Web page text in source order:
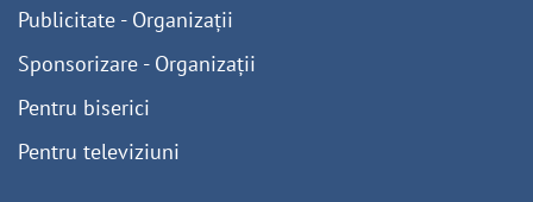
Publicitate - Organizații
Sponsorizare - Organizații
Pentru biserici
Pentru televiziuni